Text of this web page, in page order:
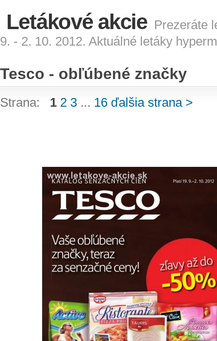
Letákové akcie Prezeráte
9. - 2. 10. 2012. Aktuálné letáky
Tesco - obľúbené značky
Strana: 1 2 3 ... 16 ďalšia strana >